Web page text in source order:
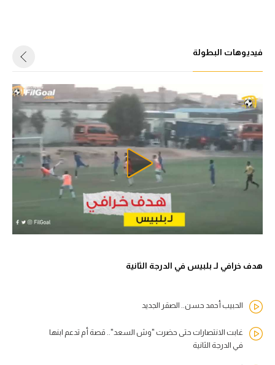
فيديوهات البطولة
هدف خرافي لـ بلبيس في الدرجة الثانية
الحبيب أحمد حسن.. الصقر الجديد
غابت الانتصارات حتى حضرت "وش السعد".. قصة أم تدعم ابنها
في الدرجة الثانية